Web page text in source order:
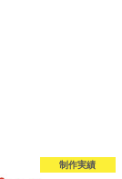
制作実績